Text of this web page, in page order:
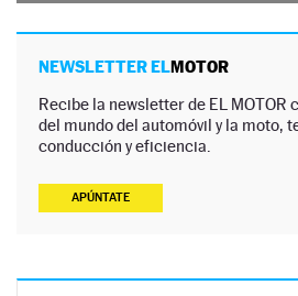
NEWSLETTER ELMOTOR
Recibe la newsletter de EL MOTOR
del mundo del automóvil y la moto,
conducción y eficiencia.
APÚNTATE